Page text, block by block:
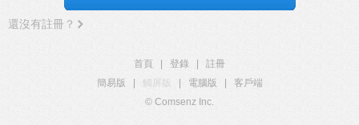
還沒有註冊？
首頁 登錄
註冊
簡易版
觸屏版 電腦版
客戶端
© Comsenz Inc.